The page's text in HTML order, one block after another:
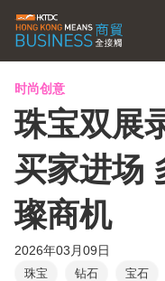
时尚创意
珠宝双展
买家进场
璨商机
2026年03月09日
珠宝 钻石 宝石